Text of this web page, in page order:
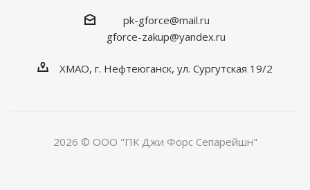
pk-gforce@mail.ru
gforce-zakup@yandex.ru
ХМАО, г. Нефтеюганск, ул. Сургутская 19/2
2026 © ООО "ПК Джи Форс Сепарейшн"